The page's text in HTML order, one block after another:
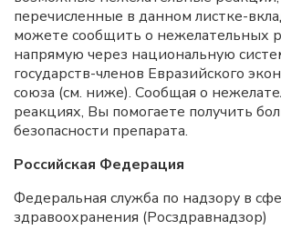
перечисленные в данном листке-
можете сообщить о нежелательных
напрямую через национальную
государств-членов Евразийского
союза (см. ниже). Сообщая о
реакциях, Вы помогаете получить
безопасности препарата.
Российская Федерация
Федеральная служба по надзору в
здравоохранения (Росздравнадзор)